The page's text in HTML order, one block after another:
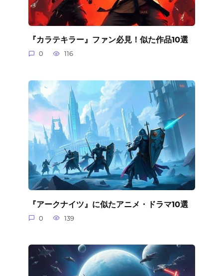
『カラテキラー』ファン必見！似た作品10選
0 116
『アークナイツ』に似たアニメ・ドラマ10選
0 139